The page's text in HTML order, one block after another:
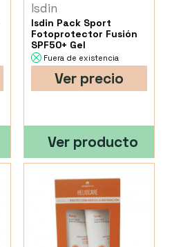
Isdin
Isdin Pack Sport
Fotoprotector Fusión
SPF50+ Gel
Fuera de existencia
Ver precio
Ver producto